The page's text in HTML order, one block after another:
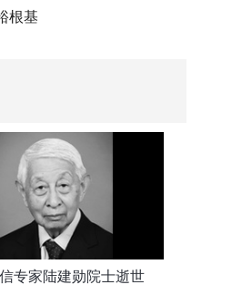
根基
专家陆建勋院士逝世